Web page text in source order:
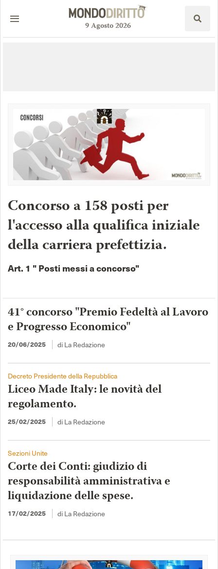
9Agosto2026
Concorso a 158 posti per
l'accesso alla qualifica iniziale
della carriera prefettizia.
Art. 1 " Posti messi a concorso"
41° concorso "Premio Fedeltà al Lavoro
e Progresso Economico"
20/06/2025 di La Redazione
Decreto Presidente della Repubblica
Liceo Made Italy: le novità del
regolamento.
25/02/2025 di La Redazione
Sezioni Unite
Corte dei Conti: giudizio di
responsabilità amministrativa e
liquidazione delle spese.
17/02/2025 di La Redazione